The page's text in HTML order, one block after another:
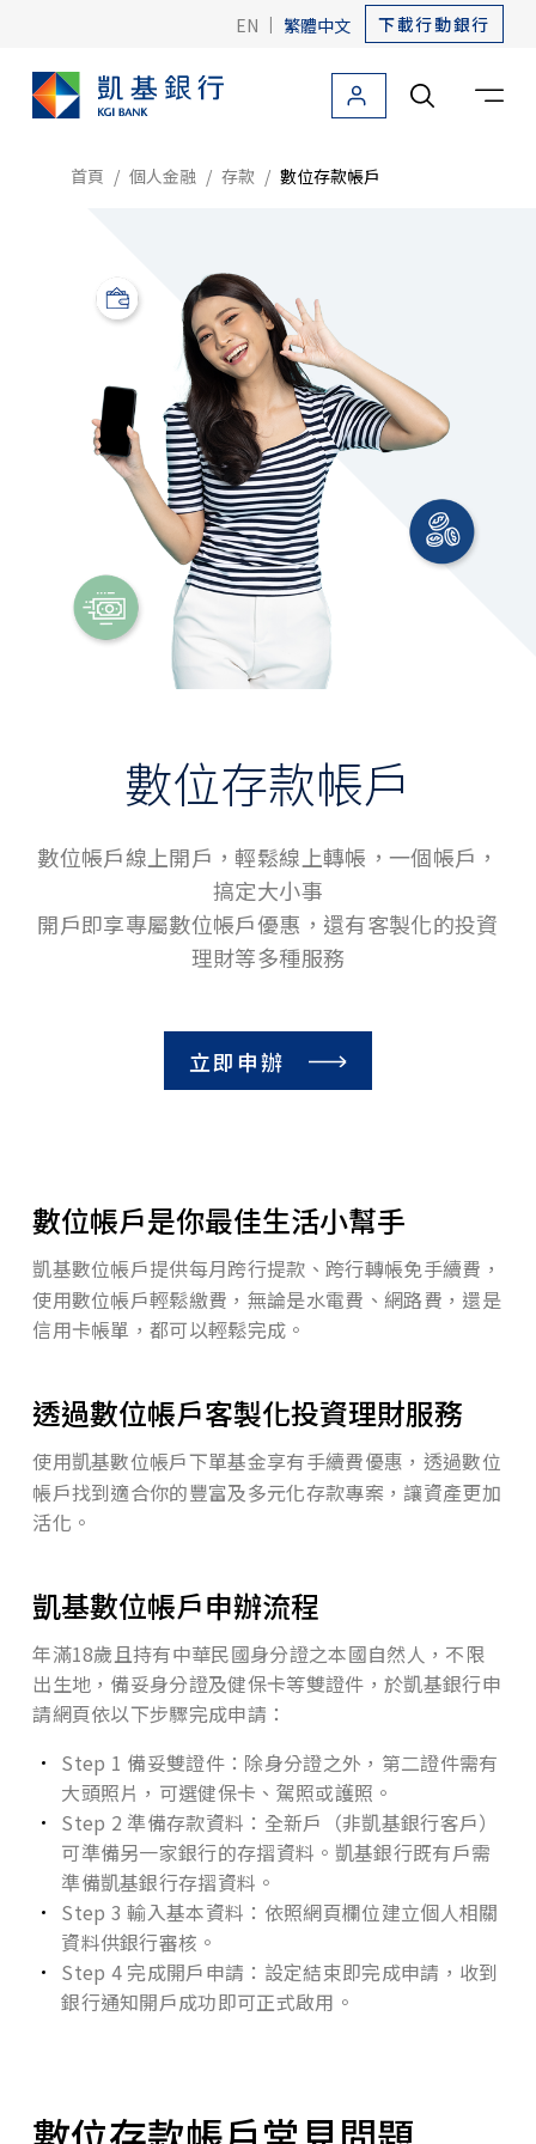
EN | 繁體中文 下載行動銀行
個人金融 法人金融 關於凱基 友善金融
存款首頁
台幣定期存款
支票存款
最新活動
常用快捷
外匯
投資理財
保險
數位金融
集團成員
服務據點
首頁 個人金融 存款 數位存款帳戶
數位存款帳戶
數位帳戶線上開戶，輕鬆線上轉帳，一個帳戶，
搞定大小事
開戶即享專屬數位帳戶優惠，還有客製化的投資
理財等多種服務
立即申辦
數位帳戶是你最佳生活小幫手
凱基數位帳戶提供每月跨行提款、跨行轉帳免手續費，
使用數位帳戶輕鬆繳費，無論是水電費、網路費，還是
信用卡帳單，都可以輕鬆完成。
透過數位帳戶客製化投資理財服務
使用凱基數位帳戶下單基金享有手續費優惠，透過數位
帳戶找到適合你的豐富及多元化存款專案，讓資產更加
活化。
凱基數位帳戶申辦流程
年滿18歲且持有中華民國身分證之本國自然人，不限
出生地，備妥身分證及健保卡等雙證件，於凱基銀行申
請網頁依以下步驟完成申請：
Step 1 備妥雙證件：除身分證之外，第二證件需有
大頭照片，可選健保卡、駕照或護照。
Step 2 準備存款資料：全新戶（非凱基銀行客戶）
可準備另一家銀行的存摺資料。凱基銀行既有戶需
準備凱基銀行存摺資料。
Step 3 輸入基本資料：依照網頁欄位建立個人相關
資料供銀行審核。
Step 4 完成開戶申請：設定結束即完成申請，收到
銀行通知開戶成功即可正式啟用。